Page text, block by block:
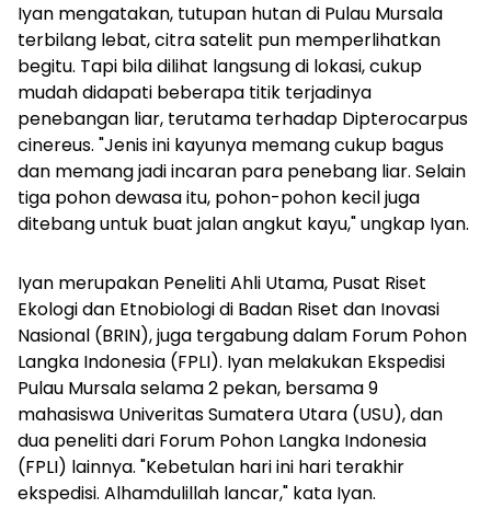
Iyan mengatakan, tutupan hutan di Pulau Mursala
terbilang lebat, citra satelit pun memperlihatkan
begitu. Tapi bila dilihat langsung di lokasi, cukup
mudah didapati beberapa titik terjadinya
penebangan liar, terutama terhadap Dipterocarpus
cinereus. "Jenis ini kayunya memang cukup bagus
dan memang jadi incaran para penebang liar. Selain
tiga pohon dewasa itu, pohon-pohon kecil juga
ditebang untuk buat jalan angkut kayu," ungkap Iyan.
Iyan merupakan Peneliti Ahli Utama, Pusat Riset
Ekologi dan Etnobiologi di Badan Riset dan Inovasi
Nasional (BRIN), juga tergabung dalam Forum Pohon
Langka Indonesia (FPLI). Iyan melakukan Ekspedisi
Pulau Mursala selama 2 pekan, bersama 9
mahasiswa Univeritas Sumatera Utara (USU), dan
dua peneliti dari Forum Pohon Langka Indonesia
(FPLI) lainnya. "Kebetulan hari ini hari terakhir
ekspedisi. Alhamdulillah lancar," kata Iyan.